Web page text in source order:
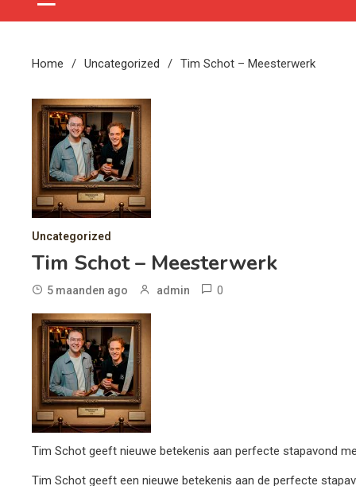
Home Uncategorized Tim Schot – Meesterwerk
Uncategorized
Tim Schot – Meesterwerk
5 maanden ago admin 0
Tim Schot geeft nieuwe betekenis aan perfecte stapavond
Tim Schot geeft een nieuwe betekenis aan de perfecte